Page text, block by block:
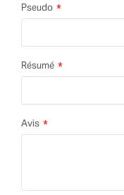
Pseudo
Résumé
Avis